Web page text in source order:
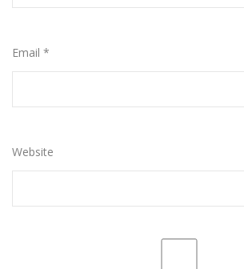
Email *
Website